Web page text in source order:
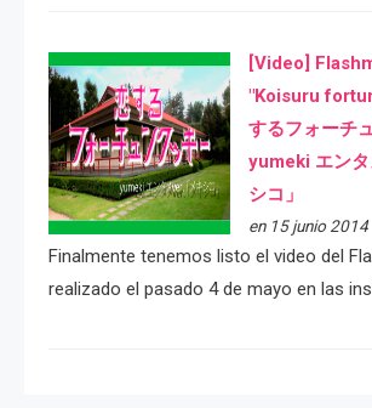
[Video]
"Koisuru
するフォーチ
yumeki エン
シコ」
en 15 junio 2014
Finalmente tenemos listo el video del
realizado el pasado 4 de mayo en las